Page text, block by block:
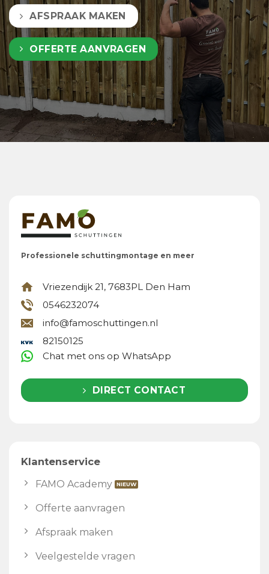
AFSPRAAK MAKEN
OFFERTE AANVRAGEN
Professionele schuttingmontage en meer
Vriezendijk 21, 7683PL Den Ham
0546232074
info@famoschuttingen.nl
82150125
Chat met ons op WhatsApp
DIRECT CONTACT
Klantenservice
FAMO Academy
Offerte aanvragen
Afspraak maken
Veelgestelde vragen